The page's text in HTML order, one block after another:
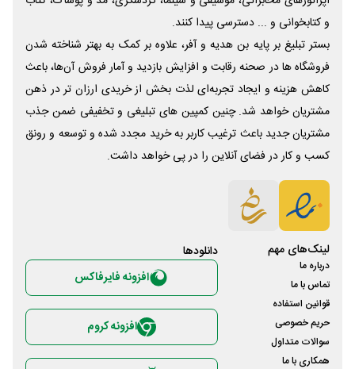
و کتابخوانی و ... دسترسی پیدا کنند.
بستر تبلیغ بر پایه بن هدیه و آفر، علاوه بر کمک به بهتر شناخته شدن
فروشگاه ها در صحنه رقابت و افزایش بازدید و آمار فروش آن‌ها، باعث
کاهش هزینه و ایجاد تجربه‌ای لذت بخش از خریدی ارزان تر در ذهن
مشتریان خواهد شد. چنین کمپین های تبلیغی و تخفیفی ضمن جذب
مشتریان جدید باعث ترغیب کاربر به خرید مجدد شده و توسعه و رونق
کسب و کار در فضای آنلاین را در پی خواهد داشت.
لینک‌های مهم
درباره ما
تماس با ما
قوانین استفاده
حریم خصوصی
سوالات متداول
همکاری با ما
دانلود‌ها
افزونه فایرفاکس
افزونه کروم